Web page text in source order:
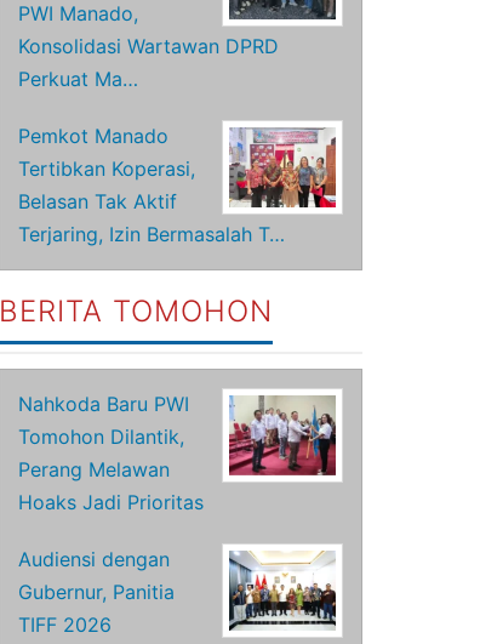
PWI Manado,
Konsolidasi Wartawan DPRD
Perkuat Ma…
Pemkot Manado
Tertibkan Koperasi,
Belasan Tak Aktif
Terjaring, Izin Bermasalah T…
BERITA TOMOHON
Nahkoda Baru PWI
Tomohon Dilantik,
Perang Melawan
Hoaks Jadi Prioritas
Audiensi dengan
Gubernur, Panitia
TIFF 2026